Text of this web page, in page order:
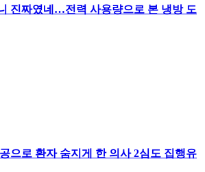
진짜였네…전력 사용량으로 본 냉방 도
으로 환자 숨지게 한 의사 2심도 집행유